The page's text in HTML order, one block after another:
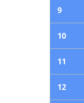
9
10
11
12